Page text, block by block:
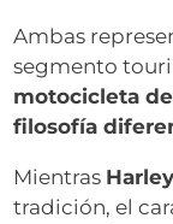
Ambas
segmento
motocicleta
filosofía
Mientras
tradición, el